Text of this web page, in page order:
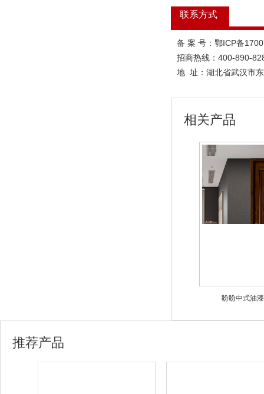
联系方式
备 案 号：鄂ICP备
招商热线：400-890-
地 址： 湖北省武汉市
相关产品
盼盼中式油
推荐产品